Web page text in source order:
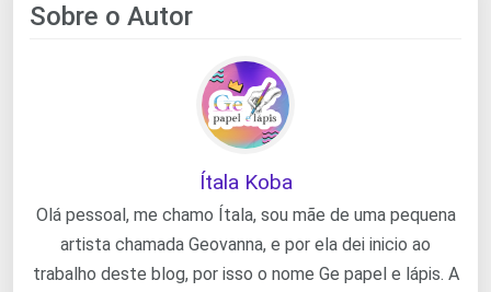
Sobre o Autor
Ítala Koba
Olá pessoal, me chamo Ítala, sou mãe de uma pequena
artista chamada Geovanna, e por ela dei inicio ao
trabalho deste blog, por isso o nome Ge papel e lápis. A